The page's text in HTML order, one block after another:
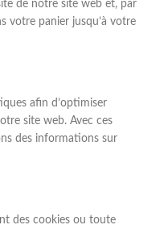
de notre site web et, par
votre panier jusqu’à votre
afin d’optimiser
site web. Avec ces
des informations sur
des cookies ou toute